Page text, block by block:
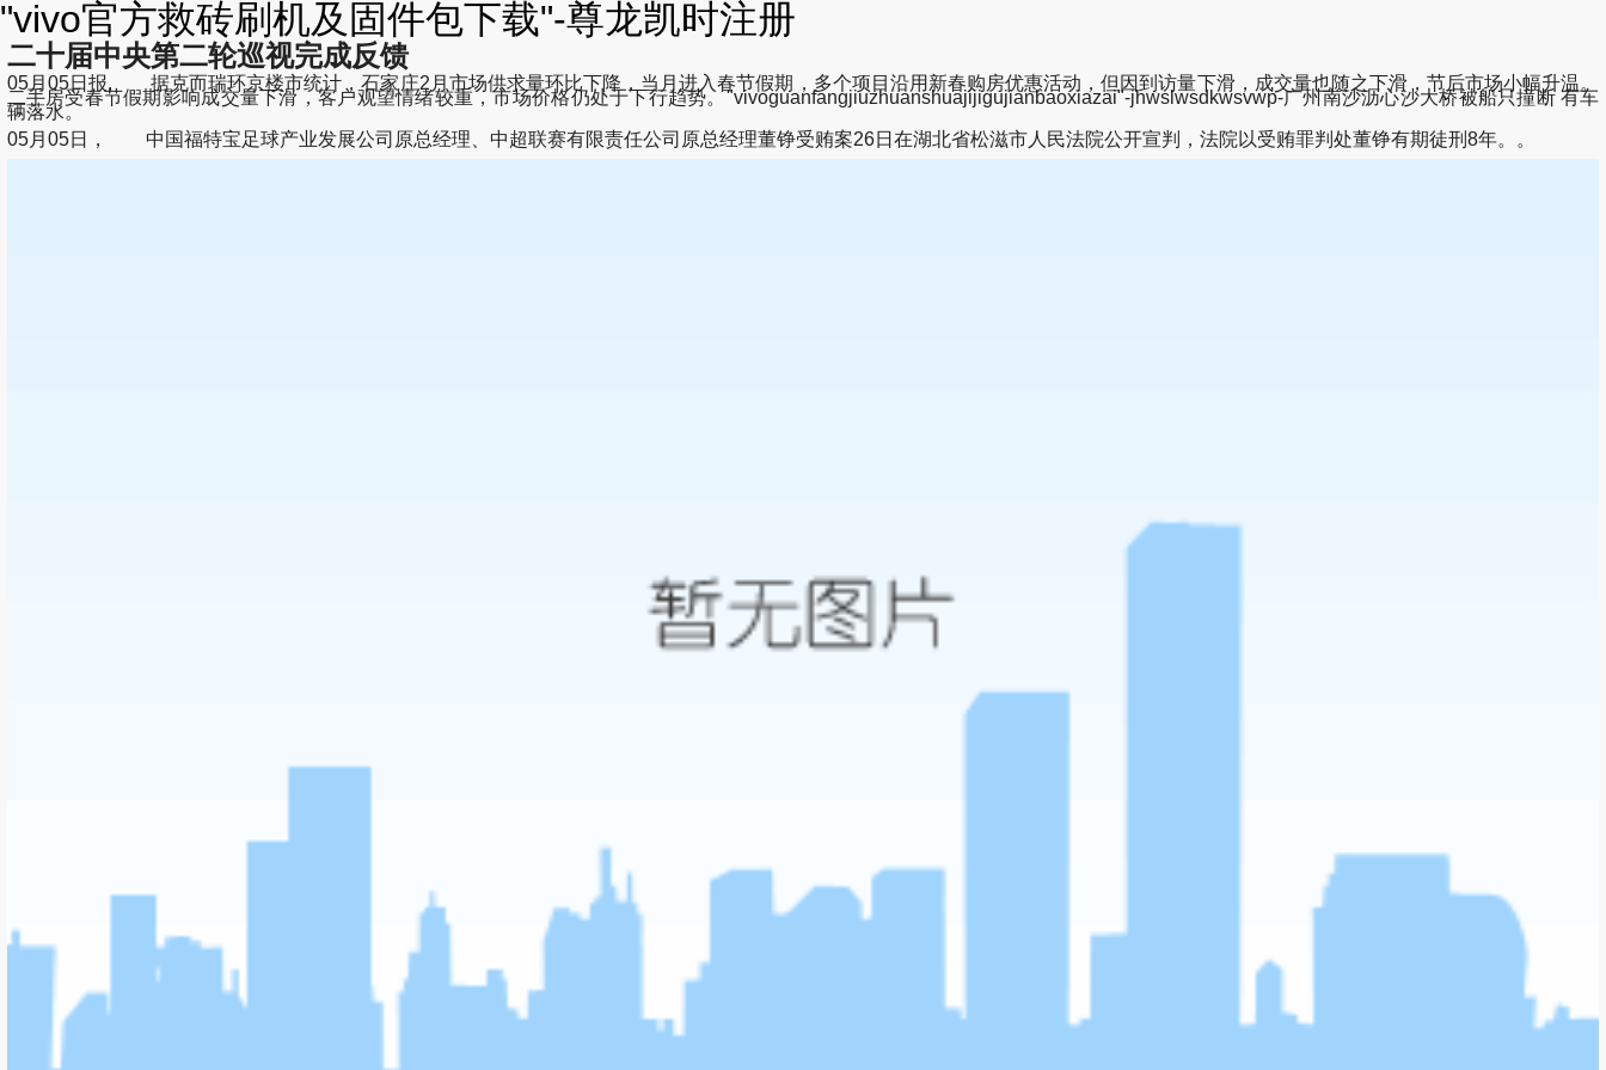
"vivo官方救砖刷机及固件包下载"-尊龙凯时注册
二十届中央第二轮巡视完成反馈
05月05日报, 据克而瑞环京楼市统计，石家庄2月市场供求量环比下降，当月进入春节假期，多个项目沿用新春购房优惠活动，但因到访量下滑，成交量也随之下滑，节后市场小幅升温。
二手房受春节假期影响成交量下滑，客户观望情绪较重，市场价格仍处于下行趋势。"vivoguanfangjiuzhuanshuajijigujianbaoxiazai"-jhwslwsdkwsvwp-广州南沙沥心沙大桥被船只撞断 有车
辆落水。
05月05日， 中国福特宝足球产业发展公司原总经理、中超联赛有限责任公司原总经理董铮受贿案26日在湖北省松滋市人民法院公开宣判，法院以受贿罪判处董铮有期徒刑8年。。